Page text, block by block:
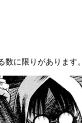
数に限りがあります。